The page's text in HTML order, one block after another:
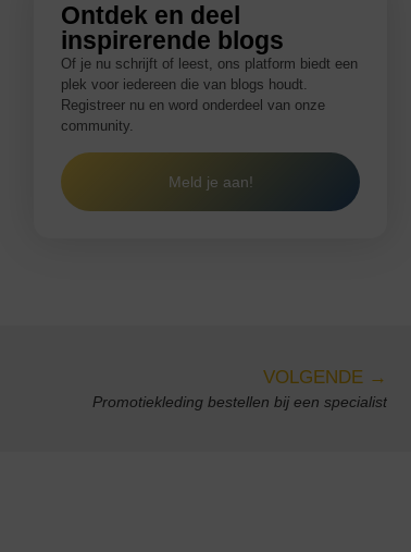
Ontdek en deel
inspirerende blogs
Of je nu schrijft of leest, ons platform biedt een
plek voor iedereen die van blogs houdt.
Registreer nu en word onderdeel van onze
community.
Meld je aan!
VOLGENDE →
Promotiekleding bestellen bij een specialist